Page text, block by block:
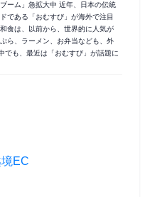
ーム」急拡大中 近年、日本の伝統
である「おむすび」が海外で注目
食は、以前から、世界的に人気が
ら、ラーメン、お弁当なども、外
でも、最近は「おむすび」が話題に
EC